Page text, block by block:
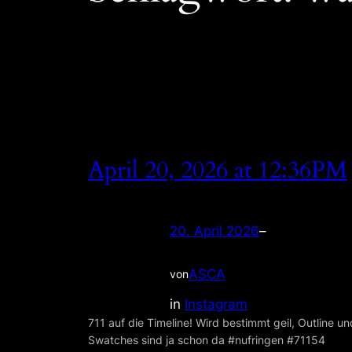
April 20, 2026 at 12:36PM
20. April 2026–
vonASCA
in Instagram
711 auf die Timeline! Wird bestimmt geil, Outline
Swatches sind ja schon da #nufringen #71154